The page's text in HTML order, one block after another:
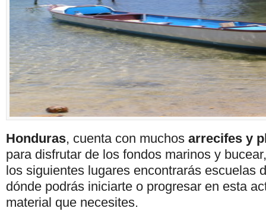
Honduras, cuenta con muchos arrecifes y
para disfrutar de los fondos marinos y
los siguientes lugares encontrarás escuelas
dónde podrás iniciarte o progresar en esta
material que necesites.